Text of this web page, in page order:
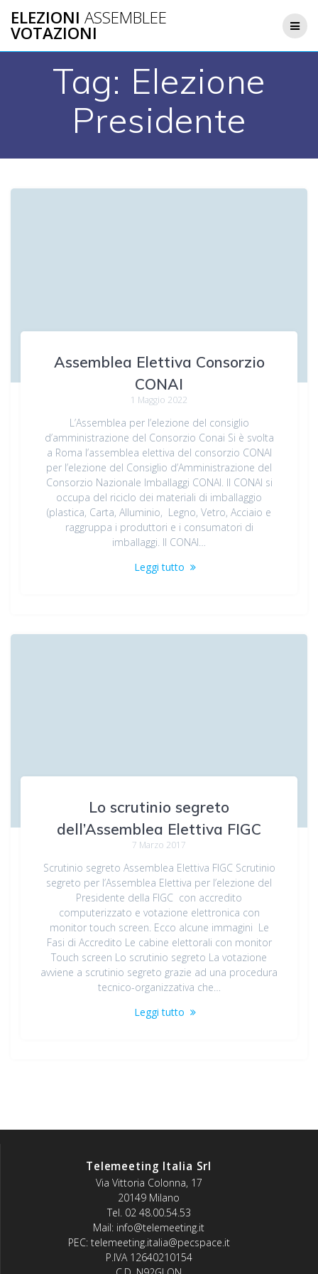
al
ELEZIONI ASSEMBLEE
VOTAZIONI
Tag: Elezione
Presidente
Assemblea Elettiva Consorzio
CONAI
1 Maggio 2022
L’Assemblea per l’elezione del consiglio
d’amministrazione del Consorzio Conai Si è svolta
a Roma l’assemblea elettiva del consorzio CONAI
per l’elezione del Consiglio d’Amministrazione del
Consorzio Nazionale Imballaggi CONAI. Il CONAI si
occupa del riciclo dei materiali di imballaggio
(plastica, Carta, Alluminio, Legno, Vetro, Acciaio e
raggruppa i produttori e i consumatori di
imballaggi. Il CONAI…
Leggi tutto
Lo scrutinio segreto
dell’Assemblea Elettiva FIGC
7 Marzo 2017
Scrutinio segreto Assemblea Elettiva FIGC Scrutinio
segreto per l’Assemblea Elettiva per l’elezione del
Presidente della FIGC con accredito
computerizzato e votazione elettronica con
monitor touch screen. Ecco alcune immagini Le
Fasi di Accredito Le cabine elettorali con monitor
Touch screen Lo scrutinio segreto La votazione
avviene a scrutinio segreto grazie ad una procedura
tecnico-organizzativa che…
Leggi tutto
Telemeeting Italia Srl
Via Vittoria Colonna, 17
20149 Milano
Tel. 02 48.00.54.53
Mail: info@telemeeting.it
PEC: telemeeting.italia@pecspace.it
P.IVA 12640210154